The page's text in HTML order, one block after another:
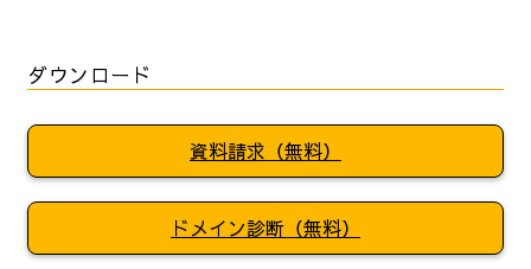
ダウンロード
資料請求（無料）
ドメイン診断（無料）